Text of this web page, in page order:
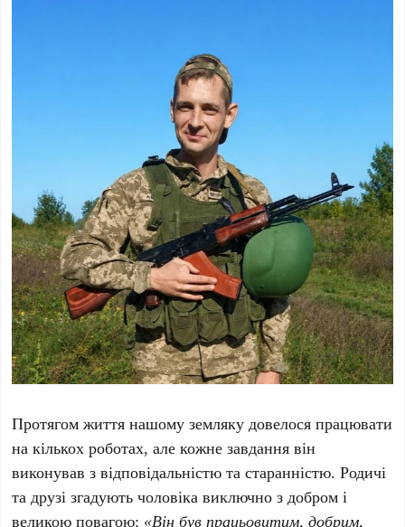
Протягом життя нашому земляку довелося працювати
на кількох роботах, але кожне завдання він
виконував з відповідальністю та старанністю. Родичі
та друзі згадують чоловіка виключно з добром і
великою повагою: «Він був працьовитим, добрим,